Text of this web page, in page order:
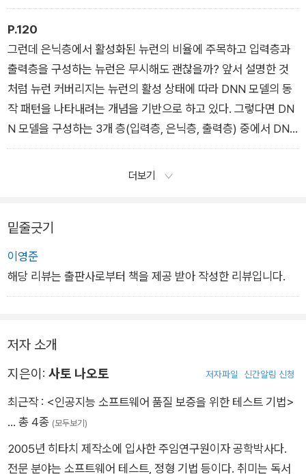
동화할 수 있다. (4) 단계에서 소스 출력 데이터와 팔로업 출력
데이터의 평가 작업도 메타모픽 관계를 토대로 자동화가 가능하
다.
P.120
그런데 은닉층에서 활성화된 뉴런의 비율에 주목하고 입력층과
출력층을 구성하는 뉴런은 무시해도 괜찮을까? 앞서 설명한 것
처럼 뉴런 커버리지는 뉴런의 활성 상태에 따라 DNN 모델의 동
작 패턴을 나타내려는 개념을 기반으로 하고 있다. 그렇다면 DN
N 모델을 구성하는 3개 층(입력층, 은닉층, 출력층) 중에서 DNN
모델의 동작을 나타내는 층은 어느 것일까? 소프트웨어의 동작
이란, 입력 데이터로부터 출력 데이터를 얻기 위한 계산 처리를
나타내는 층에 해당한다.
더보기
밑줄긋기
이영준
해당 리뷰는 출판사로부터 책을 제공 받아 작성한 리뷰입니다.
저자 소개
지은이: 사토 나오토 저자파일 신간알림 신청
최근작 : <인공지능 소프트웨어 품질 보증을 위한 테스트 기법>
… 총 4종 (모두보기)
2005년 히타치 제작소에 입사한 주임연구원이자 공학박사다.
전문 분야는 소프트웨어 테스트, 정형 기법 등이다. 취미는 독서